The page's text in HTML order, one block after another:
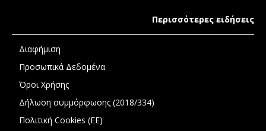
Περισσότερες ειδήσεις
Διαφήμιση
Προσωπικά Δεδομένα
Όροι Χρήσης
Δήλωση συμμόρφωσης (2018/334)
Πολιτική Cookies (ΕΕ)